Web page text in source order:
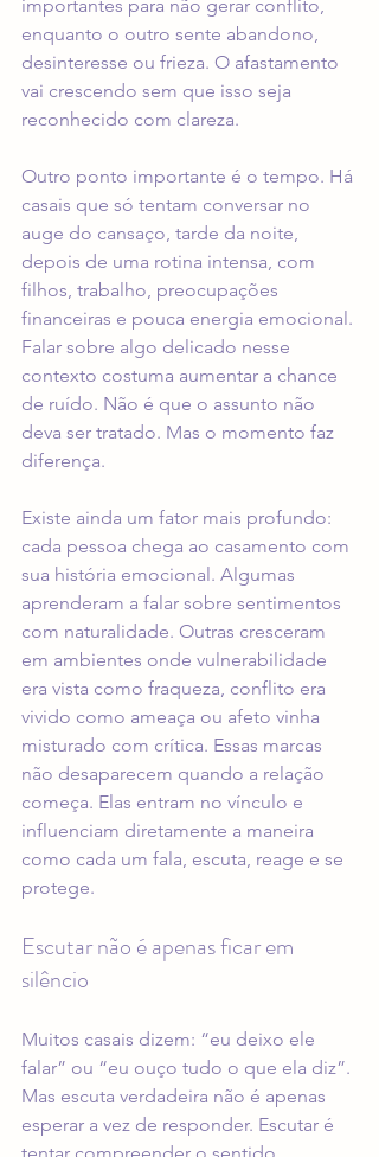
importantes para não gerar conflito,
enquanto o outro sente abandono,
desinteresse ou frieza. O afastamento
vai crescendo sem que isso seja
reconhecido com clareza.
Outro ponto importante é o tempo. Há
casais que só tentam conversar no
auge do cansaço, tarde da noite,
depois de uma rotina intensa, com
filhos, trabalho, preocupações
financeiras e pouca energia emocional.
Falar sobre algo delicado nesse
contexto costuma aumentar a chance
de ruído. Não é que o assunto não
deva ser tratado. Mas o momento faz
diferença.
Existe ainda um fator mais profundo:
cada pessoa chega ao casamento com
sua história emocional. Algumas
aprenderam a falar sobre sentimentos
com naturalidade. Outras cresceram
em ambientes onde vulnerabilidade
era vista como fraqueza, conflito era
vivido como ameaça ou afeto vinha
misturado com crítica. Essas marcas
não desaparecem quando a relação
começa. Elas entram no vínculo e
influenciam diretamente a maneira
como cada um fala, escuta, reage e se
protege.
Escutar não é apenas ficar em
silêncio
Muitos casais dizem: “eu deixo ele
falar” ou “eu ouço tudo o que ela diz”.
Mas escuta verdadeira não é apenas
esperar a vez de responder. Escutar é